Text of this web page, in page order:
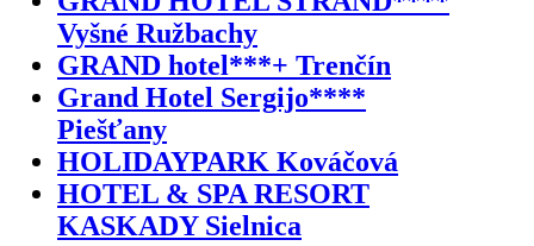
Vyšné Ružbachy
GRAND hotel***+ Trenčín
Grand Hotel Sergijo****
Piešťany
HOLIDAYPARK Kováčová
HOTEL & SPA RESORT
KASKADY Sielnica